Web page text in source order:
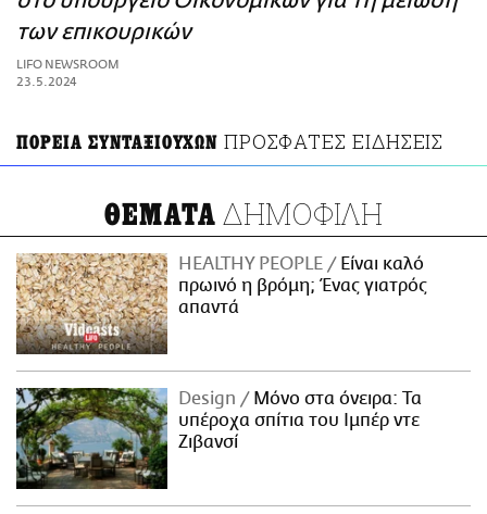
ΑΜΠΑ
PRINT
των επικουρικών
LIFO NEWSROOM
23.5.2024
ΠΟΡΕΙΑ ΣΥΝΤΑΞΙΟΥΧΩΝ ΠΡΟΣΦΑΤΕΣ ΕΙΔΗΣΕΙΣ
ΘΕΜΑΤΑ ΔΗΜΟΦΙΛΗ
HEALTHY PEOPLE
Είναι καλό
πρωινό η βρόμη; Ένας γιατρός
απαντά
Design
Μόνο στα όνειρα: Τα
υπέροχα σπίτια του Ιμπέρ ντε
Ζιβανσί